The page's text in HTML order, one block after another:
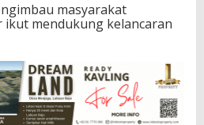
masyarakat
mendukung kelancaran